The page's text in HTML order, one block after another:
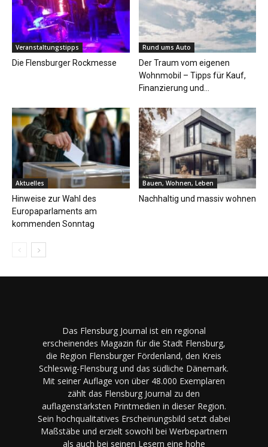
Veranstaltungstipps
Die Flensburger Rockmesse
Rund ums Auto
Der Traum vom eigenen
Wohnmobil – Tipps für Kauf,
Finanzierung und...
Aktuelles
Hinweise zur Wahl des
Europaparlaments am
kommenden Sonntag
Bauen, Wohnen, Leben
Nachhaltig und massiv wohnen
Das Flensburg Journal ist ein regional
erscheinendes Magazin für die Stadt Flensburg,
die Region Flensburger Fördenland, den Kreis
Schleswig-Flensburg und das südliche Dänemark.
Mit seiner Auflage von über 48.000 Exemplaren
zählt das Flensburg Journal zu den
auflagenstärksten Printmedien in dieser Region.
Sein hochqualitatives Erscheinungsbild setzt dabei
Maßstäbe und erzielt sowohl bei Werbepartnern
als auch bei seinen Lesern eine hohe